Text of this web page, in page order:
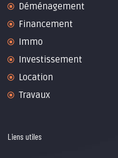
Déménagement
Financement
Immo
Investissement
Location
Travaux
Liens utiles